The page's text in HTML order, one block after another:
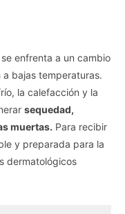
enfrenta a un cambio
bajas temperaturas.
la calefacción y la
sequedad,
muertas. Para recibir
y preparada para la
dermatológicos